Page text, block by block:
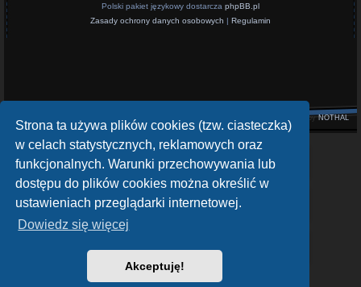
Strona ta używa plików cookies (tzw. ciasteczka)
w celach statystycznych, reklamowych oraz
funkcjonalnych. Warunki przechowywania lub
dostępu do plików cookies można określić w
ustawieniach przeglądarki internetowej.
Dowiedz się więcej
Akceptuję!
Polski pakiet językowy dostarcza phpBB.pl
Zasady ochrony danych osobowych | Regulamin
Style byNOTHAL
https://www.opena.tv/
OpenPLi - Open Source Set-Top Box Software